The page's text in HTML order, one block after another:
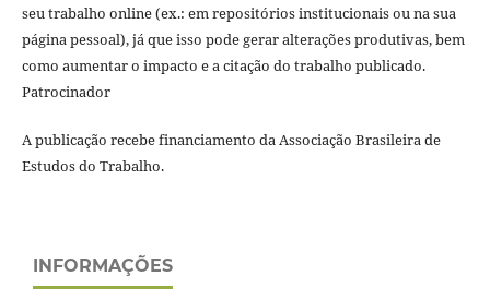
seu trabalho online (ex.: em repositórios institucionais ou na sua
página pessoal), já que isso pode gerar alterações produtivas, bem
como aumentar o impacto e a citação do trabalho publicado.
Patrocinador
A publicação recebe financiamento da Associação Brasileira de
Estudos do Trabalho.
INFORMAÇÕES